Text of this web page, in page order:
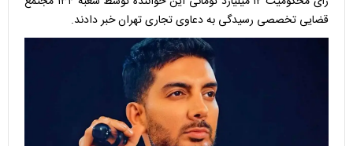
قضایی تخصصی رسیدگی به دعاوی تجاری تهران خبر دادند.